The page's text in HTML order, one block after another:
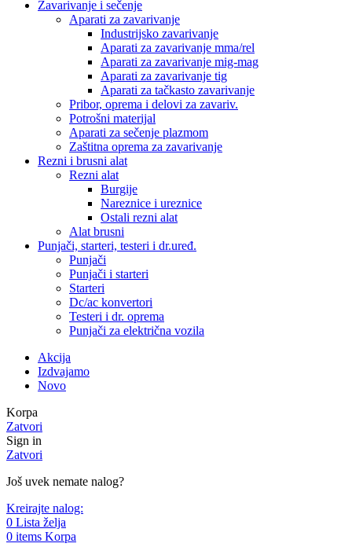
Zavarivanje i sečenje
Aparati za zavarivanje
Industrijsko zavarivanje
Aparati za zavarivanje mma/rel
Aparati za zavarivanje mig-mag
Aparati za zavarivanje tig
Aparati za tačkasto zavarivanje
Pribor, oprema i delovi za zavariv.
Potrošni materijal
Aparati za sečenje plazmom
Zaštitna oprema za zavarivanje
Rezni i brusni alat
Rezni alat
Burgije
Nareznice i ureznice
Ostali rezni alat
Alat brusni
Punjači, starteri, testeri i dr.uređ.
Punjači
Punjači i starteri
Starteri
Dc/ac konvertori
Testeri i dr. oprema
Punjači za električna vozila
Akcija
Izdvajamo
Novo
Korpa
Zatvori
Sign in
Zatvori
Još uvek nemate nalog?
Kreirajte nalog:
0 Lista želja
0 items Korpa